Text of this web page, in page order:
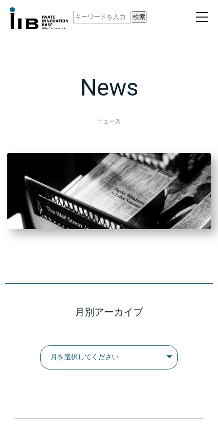
検索
News
ニュース
月別アーカイブ